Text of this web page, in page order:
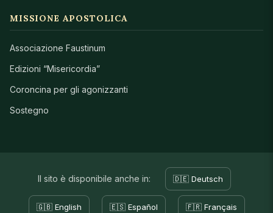
MISSIONE APOSTOLICA
Associazione Faustinum
Edizioni “Misericordia”
Coroncina per gli agonizzanti
Sostegno
Il sito è disponibile anche in: 🇩🇪 Deutsch
🇬🇧 English 🇪🇸 Español 🇫🇷 Français